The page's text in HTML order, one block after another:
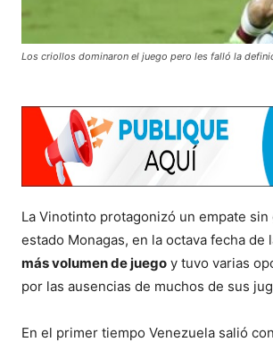
Los criollos dominaron el juego pero les falló la
La Vinotinto protagonizó un empate
estado Monagas, en la octava fecha
más volumen de juego y tuvo varias
por las ausencias de muchos de sus
En el primer tiempo Venezuela salió